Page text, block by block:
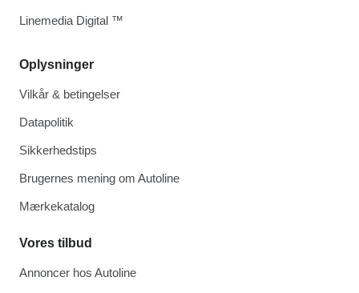
Oplysninger
Vilkår & betingelser
Datapolitik
Sikkerhedstips
Brugernes mening om Autoline
Mærkekatalog
Vores tilbud
Annoncer hos Autoline
Linemedia Digital ™